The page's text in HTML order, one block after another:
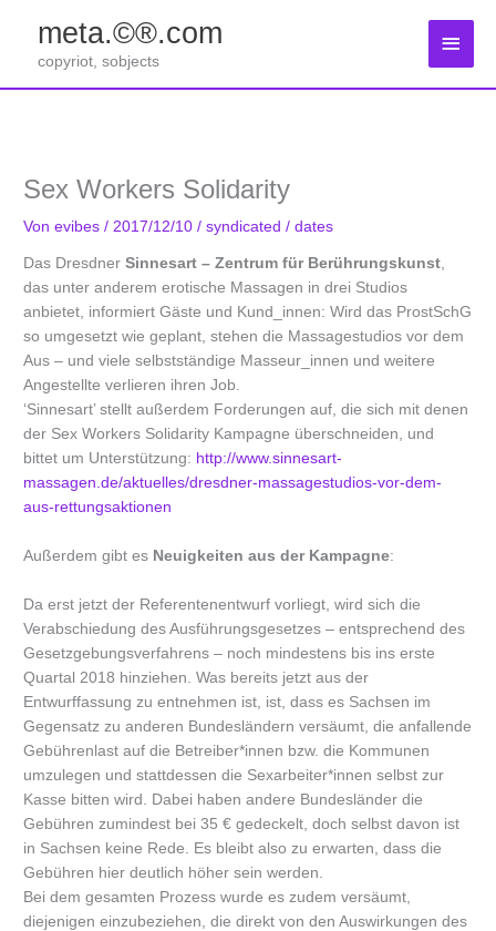
springen
meta.©®.com
copyriot, sobjects
Sex Workers Solidarity
Vonevibes/ 2017/12/10/syndicated /dates
Das DresdnerSinnesart – Zentrum für Berührungskunst,
das unter anderem erotische Massagen in drei Studios
anbietet, informiert Gäste und Kund_innen: Wird das ProstSchG
so umgesetzt wie geplant, stehen die Massagestudios vor dem
Aus – und viele selbstständige Masseur_innen und weitere
Angestellte verlieren ihren Job.
‘Sinnesart’ stellt außerdem Forderungen auf, die sich mit denen
der Sex Workers Solidarity Kampagne überschneiden, und
bittet um Unterstützung: http://www.sinnesart-
massagen.de/aktuelles/dresdner-massagestudios-vor-dem-
aus-rettungsaktionen
Außerdem gibt es Neuigkeiten aus der Kampagne:
Da erst jetzt der Referentenentwurf vorliegt, wird sich die
Verabschiedung des Ausführungsgesetzes – entsprechend des
Gesetzgebungsverfahrens – noch mindestens bis ins erste
Quartal 2018 hinziehen. Was bereits jetzt aus der
Entwurffassung zu entnehmen ist, ist, dass es Sachsen im
Gegensatz zu anderen Bundesländern versäumt, die anfallende
Gebührenlast auf die Betreiber*innen bzw. die Kommunen
umzulegen und stattdessen die Sexarbeiter*innen selbst zur
Kasse bitten wird. Dabei haben andere Bundesländer die
Gebühren zumindest bei 35 € gedeckelt, doch selbst davon ist
in Sachsen keine Rede. Es bleibt also zu erwarten, dass die
Gebühren hier deutlich höher sein werden.
Bei dem gesamten Prozess wurde es zudem versäumt,
diejenigen einzubeziehen, die direkt von den Auswirkungen des